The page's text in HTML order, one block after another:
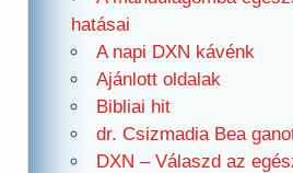
hatásai
A napi DXN kávénk
Ajánlott oldalak
Bibliai hit
dr. Csizmadia Bea
DXN – Válaszd az